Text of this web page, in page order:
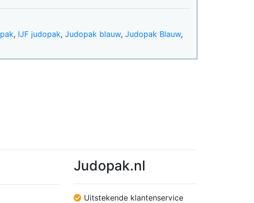
, IJF judopak,Judopak blauw,Judopak Blauw,
Judopak.nl
Uitstekende klantenservice